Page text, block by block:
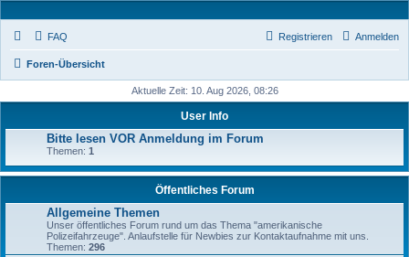
FAQ Anmelden
Registrieren
Foren-Übersicht
Aktuelle Zeit: 10. Aug 2026, 08:26
User Info
Bitte lesen VOR Anmeldung im Forum
Themen: 1
Öffentliches Forum
Allgemeine Themen
Unser öffentliches Forum rund um das Thema "amerikanische
Polizeifahrzeuge". Anlaufstelle für Newbies zur Kontaktaufnahme mit uns.
Themen: 296